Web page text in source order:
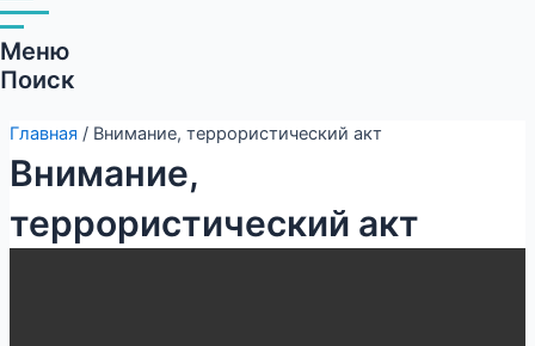
Меню
Поиск
Главная / Внимание, террористический акт
Внимание,
террористический акт